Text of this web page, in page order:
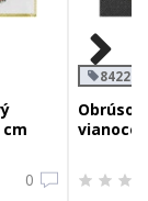
cm
0
84228
vianoce